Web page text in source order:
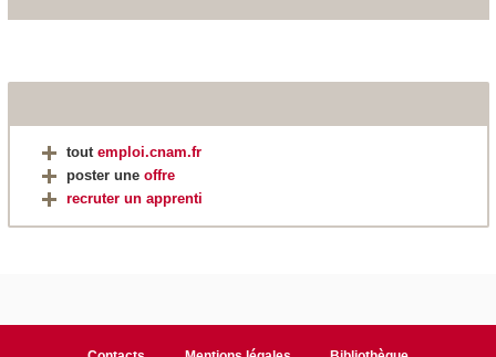
tout emploi.cnam.fr
poster une offre
recruter un apprenti